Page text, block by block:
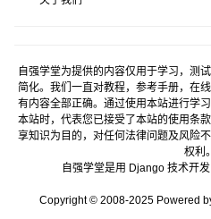
自强学堂为提供的内容仅用于学习，测
简化。我们一直对教程，参考手册，在
有内容全部正确。通过使用本站进行学
本站时，代表您已接受了本站的使用条
享知识为目的，对任何法律问题及风险
权利。
自强学堂是用 Django技术开发
Copyright © 2008-2025 Powered